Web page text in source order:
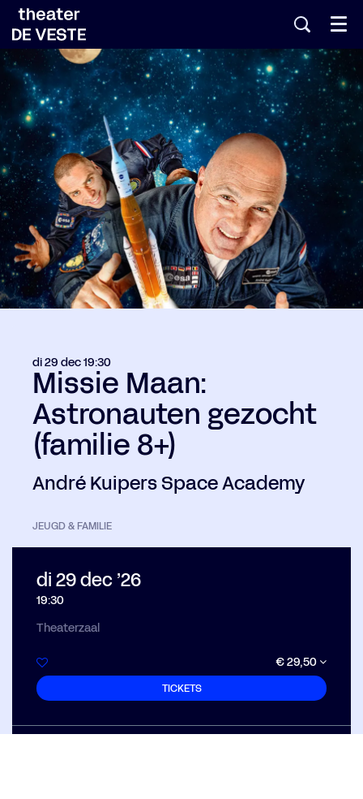
Menu
Missie Maan:
Astronauten gezocht
(familie 8+)
André Kuipers Space Academy
di 29 dec19:30
JEUGD & FAMILIE
di 29 dec ’26
19:30
Theaterzaal
€ 29,50
TICKETS